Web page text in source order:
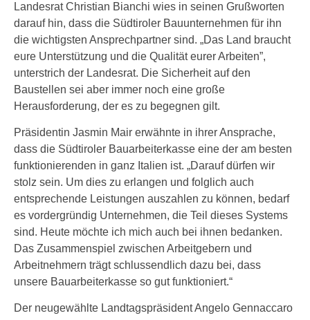
Landesrat Christian Bianchi wies in seinen Grußworten
darauf hin, dass die Südtiroler Bauunternehmen für ihn
die wichtigsten Ansprechpartner sind. „Das Land braucht
eure Unterstützung und die Qualität eurer Arbeiten”,
unterstrich der Landesrat. Die Sicherheit auf den
Baustellen sei aber immer noch eine große
Herausforderung, der es zu begegnen gilt.
Präsidentin Jasmin Mair erwähnte in ihrer Ansprache,
dass die Südtiroler Bauarbeiterkasse eine der am besten
funktionierenden in ganz Italien ist. „Darauf dürfen wir
stolz sein. Um dies zu erlangen und folglich auch
entsprechende Leistungen auszahlen zu können, bedarf
es vordergründig Unternehmen, die Teil dieses Systems
sind. Heute möchte ich mich auch bei ihnen bedanken.
Das Zusammenspiel zwischen Arbeitgebern und
Arbeitnehmern trägt schlussendlich dazu bei, dass
unsere Bauarbeiterkasse so gut funktioniert.“
Der neugewählte Landtagspräsident Angelo Gennaccaro